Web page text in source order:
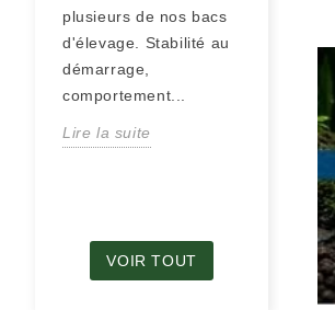
plusieurs de nos bacs
d'élevage. Stabilité au
démarrage,
comportement...
Lire la suite
un
une
Lire la
VOIR TOUT